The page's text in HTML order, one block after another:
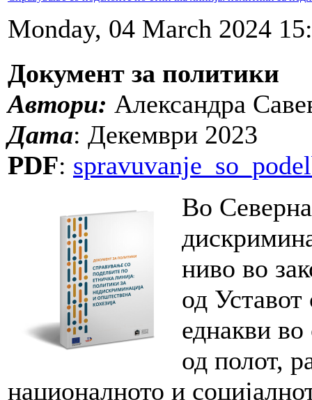
Monday, 04 March 2024
Документ за политики
Автори: Александра
Дата: Декември 2023
PDF:
Во
ниво во
од Уставот
еднакви во
од полот,
националното и